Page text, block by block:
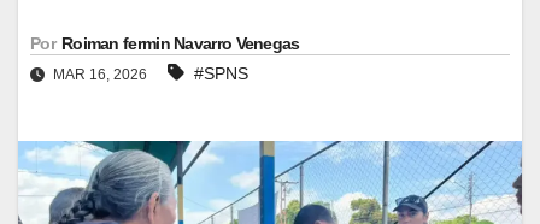
Por Roiman fermin Navarro Venegas
MAR 16, 2026 #SPNS